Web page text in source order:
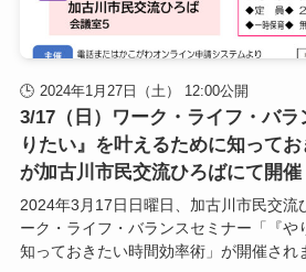
2024年1月27日（土） 12:00公開
3/17（日）ワーク・ライフ・バ
りたい』を叶えるために知ってお
が加古川市民交流ひろばにて開催
2024年3月17日日曜日、加古川市民交流
ーク・ライフ・バランスセミナー「『や
知っておきたい時間効率術」が開催され